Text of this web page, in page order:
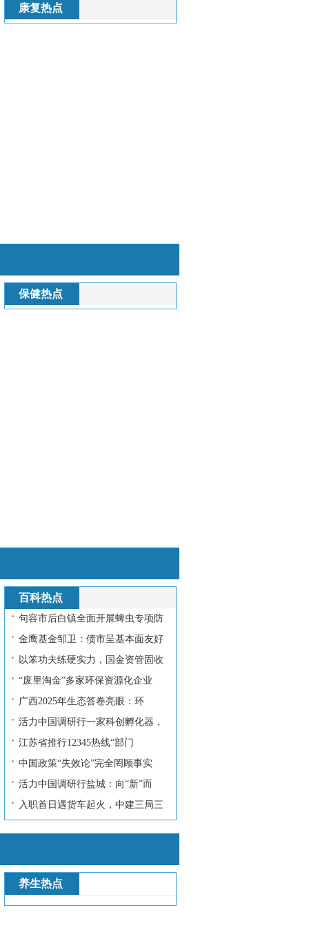
康复热点
保健热点
百科热点
句容市后白镇全面开展蜱虫专项防
金鹰基金邹卫：债市呈基本面友好
以笨功夫练硬实力，国金资管固收
“废里淘金”多家环保资源化企业
广西2025年生态答卷亮眼：环
活力中国调研行一家科创孵化器，
江苏省推行12345热线“部门
中国政策“失效论”完全罔顾事实
活力中国调研行盐城：向“新”而
入职首日遇货车起火，中建三局三
养生热点